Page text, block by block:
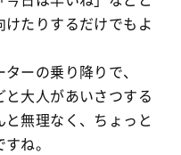
たりするだけでもよ
ーの乗り降りで、
と大人があいさつする
無理なく、ちょっと
ね。